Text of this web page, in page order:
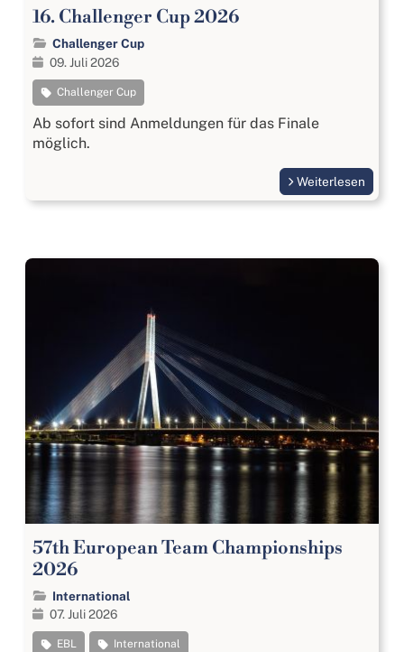
16. Challenger Cup 2026
Challenger Cup
09. Juli 2026
Challenger Cup
Ab sofort sind Anmeldungen für das Finale
möglich.
Weiterlesen
57th European Team Championships
2026
International
07. Juli 2026
EBL International